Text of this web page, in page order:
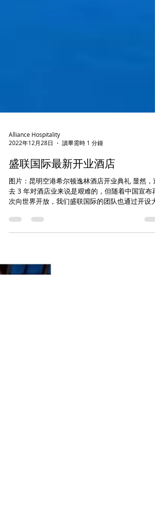
Alliance Hospitality
2022年12月28日
讀畢需時 1 分鐘
盛联国际最新开业酒店
图片：昆明空港希尔顿逸林酒店开业典礼 显然，过
中华地区两家新酒店，圆满的完成了标志性的里程
碑！ 盛联国际作为这两家酒店的全程项目管理及顾